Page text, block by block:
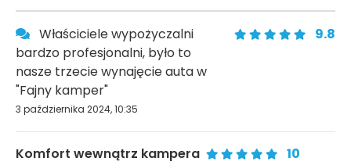
Właściciele wypożyczalni
bardzo profesjonalni, było to
nasze trzecie wynajęcie auta w
"Fajny kamper"
9.8
3 października 2024, 10:35
Komfort wewnątrz kampera
10